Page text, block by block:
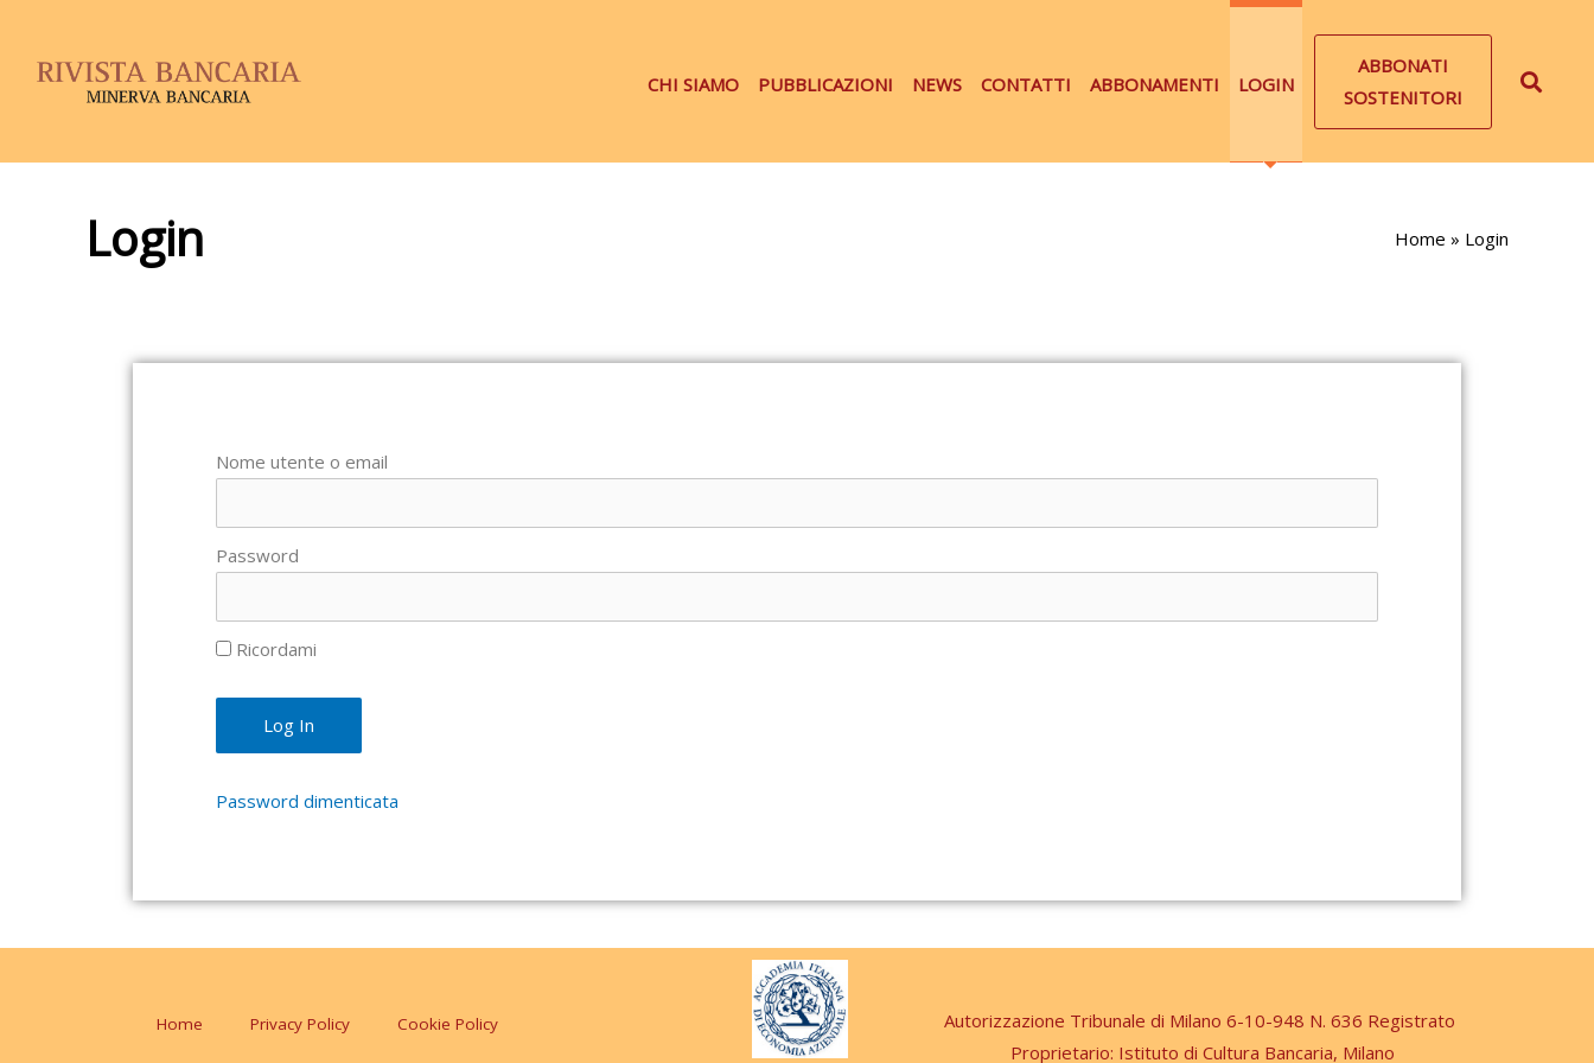
CHI SIAMO PUBBLICAZIONI NEWS CONTATTI ABBONAMENTI LOGIN
ABBONATI
SOSTENITORI
Login Home » Login
Nome utente o email
Password
Ricordami
Password dimenticata
Home Privacy Policy Cookie Policy
Autorizzazione Tribunale di Milano 6-10-948 N. 636 Registrato
Proprietario: Istituto di Cultura Bancaria, Milano